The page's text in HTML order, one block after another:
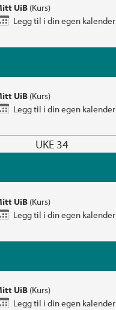
UiB (Kurs)
Legg til i din egen kalender
UiB (Kurs)
Legg til i din egen kalender
UKE 34
UiB (Kurs)
Legg til i din egen kalender
UiB (Kurs)
Legg til i din egen kalender